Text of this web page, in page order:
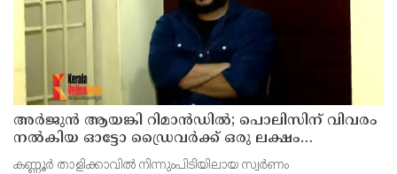
അര്‍ജുന്‍ ആയങ്കി റിമാന്‍ഡില്‍; പൊലിസിന് വിവരം
നൽകിയ ഓട്ടോ ഡ്രൈവർക്ക് ഒരു ലക്ഷം
പാരിതോഷികം നൽകുമെന്ന് മന്ത്രി
കണ്ണൂർ താളിക്കാവിൽ നിന്നുംപിടിയിലായ സ്വർണം